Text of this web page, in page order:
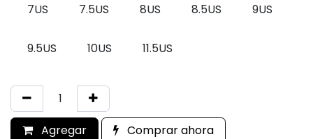
7US 7.5US 8US 8.5US 9US
9.5US 10US 11.5US
Agregar Comprar ahora